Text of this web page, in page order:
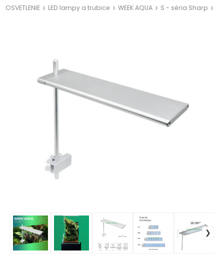
OSVETLENIE LED lampy a trubice WEEK AQUA S - séria Sharp